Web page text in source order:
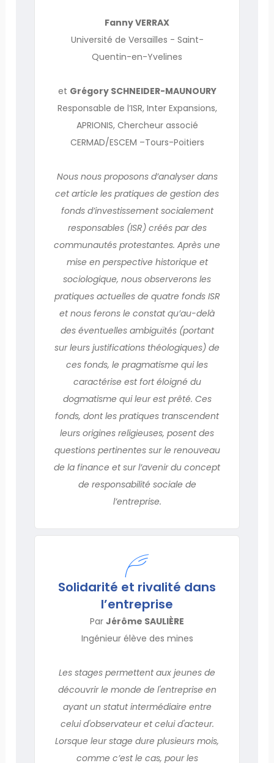
Fanny VERRAX
Université de Versailles - Saint-
Quentin-en-Yvelines
et Grégory SCHNEIDER-MAUNOURY
Responsable de l’ISR, Inter Expansions,
APRIONIS, Chercheur associé
CERMAD/ESCEM –Tours-Poitiers
Nous nous proposons d’analyser dans
cet article les pratiques de gestion des
fonds d’investissement socialement
responsables (ISR) créés par des
communautés protestantes. Après une
mise en perspective historique et
sociologique, nous observerons les
pratiques actuelles de quatre fonds ISR
et nous ferons le constat qu’au-delà
des éventuelles ambiguïtés (portant
sur leurs justifications théologiques) de
ces fonds, le pragmatisme qui les
caractérise est fort éloigné du
dogmatisme qui leur est prêté. Ces
fonds, dont les pratiques transcendent
leurs origines religieuses, posent des
questions pertinentes sur le renouveau
de la finance et sur l’avenir du concept
de responsabilité sociale de
l’entreprise.
Solidarité et rivalité dans
l’entreprise
Par Jérôme SAULIÈRE
Ingénieur élève des mines
Les stages permettent aux jeunes de
découvrir le monde de l'entreprise en
ayant un statut intermédiaire entre
celui d'observateur et celui d'acteur.
Lorsque leur stage dure plusieurs mois,
comme c’est le cas, pour les